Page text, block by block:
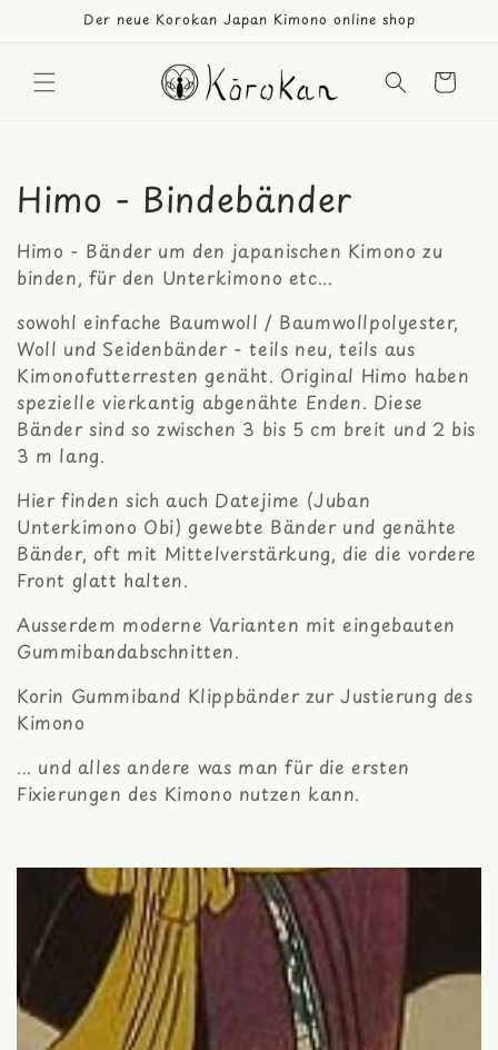
Der neue Korokan Japan Kimono online shop
Warenkorb
K
a
t
e
g
o
r
i
e
:
Himo - Bindebänder
Himo - Bänder um den japanischen Kimono zu
binden, für den Unterkimono etc...
sowohl einfache Baumwoll / Baumwollpolyester,
Woll und Seidenbänder - teils neu, teils aus
Kimonofutterresten genäht. Original Himo haben
spezielle vierkantig abgenähte Enden. Diese
Bänder sind so zwischen 3 bis 5 cm breit und 2 bis
3 m lang.
Hier finden sich auch Datejime (Juban
Unterkimono Obi) gewebte Bänder und genähte
Bänder, oft mit Mittelverstärkung, die die vordere
Front glatt halten.
Ausserdem moderne Varianten mit eingebauten
Gummibandabschnitten.
Korin Gummiband Klippbänder zur Justierung des
Kimono
... und alles andere was man für die ersten
Fixierungen des Kimono nutzen kann.